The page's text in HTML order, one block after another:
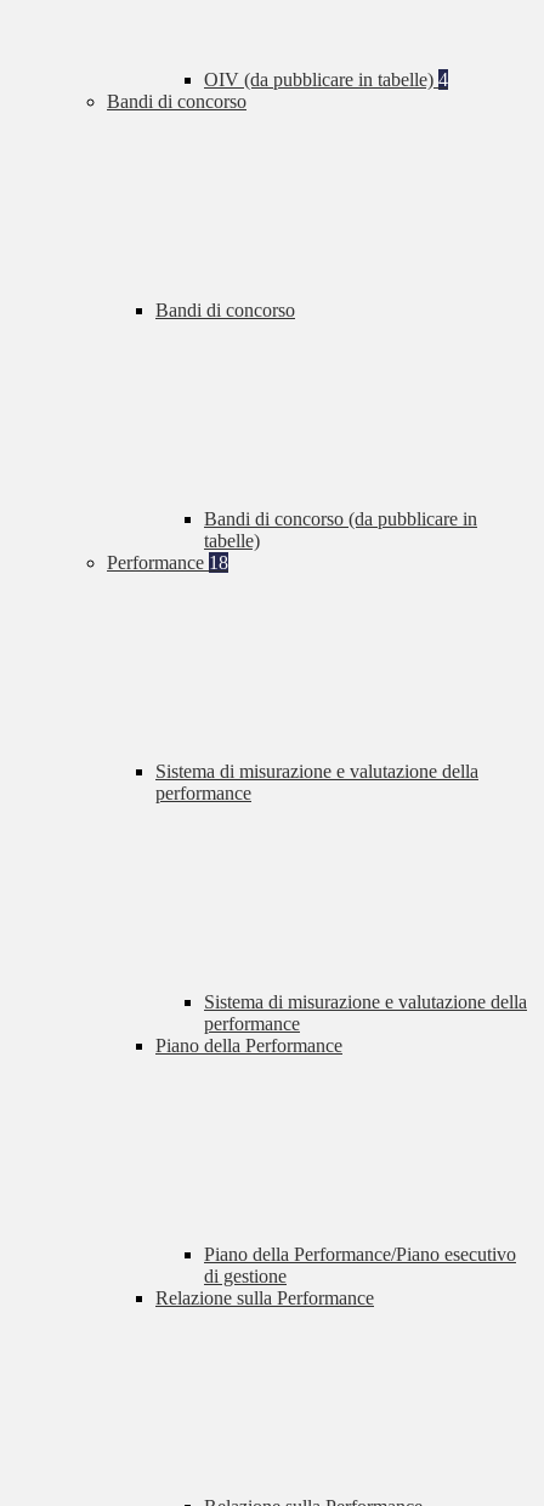
OIV (da pubblicare in tabelle) 4
Bandi di concorso
Bandi di concorso
Bandi di concorso (da pubblicare in
tabelle)
Performance 18
Sistema di misurazione e valutazione della
performance
Sistema di misurazione e valutazione della
performance
Piano della Performance
Piano della Performance/Piano esecutivo
di gestione
Relazione sulla Performance